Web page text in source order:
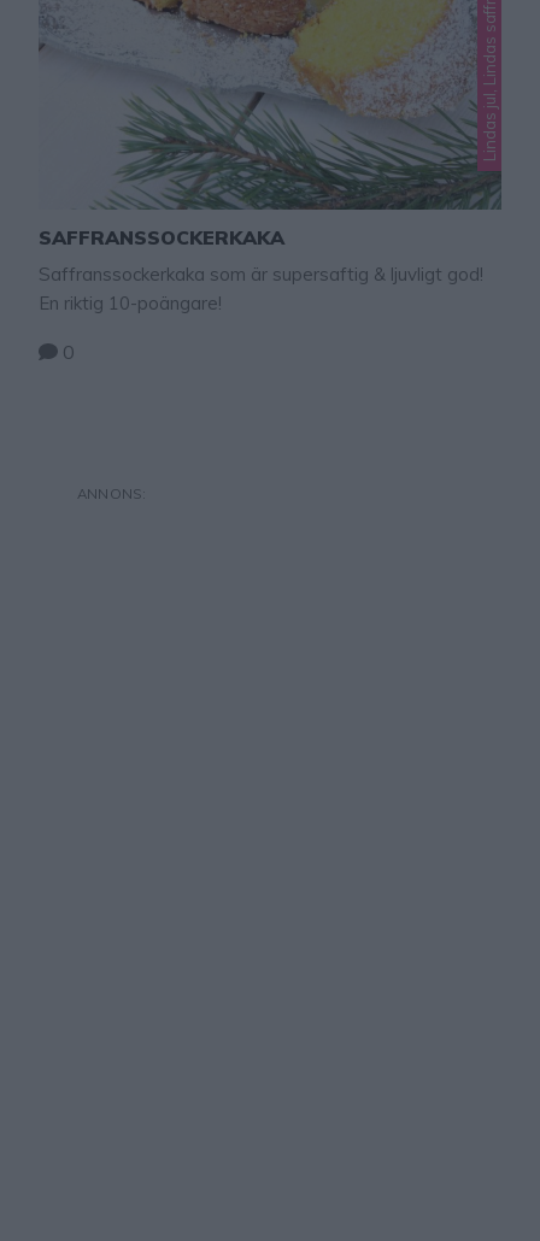
SAFFRANSSOCKERKAKA
Saffranssockerkaka som är supersaftig & ljuvligt god!
En riktig 10-poängare!
0